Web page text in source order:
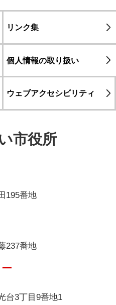
リンク集
個人情報の取り扱い
ウェブアクセシビリティ
市役所
195番地
237番地
台3丁目9番地1